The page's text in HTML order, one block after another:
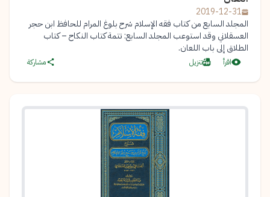
2019-12-31
المجلد السابع من كتاب فقه الإسلام شرح بلوغ المرام للحافظ ابن حجر
العسقلاني وقد استوعب المجلد السابع: تتمة كتاب النكاح – كتاب
الطلاق إلى باب اللعان.
اقرأ تنزيل مشاركة